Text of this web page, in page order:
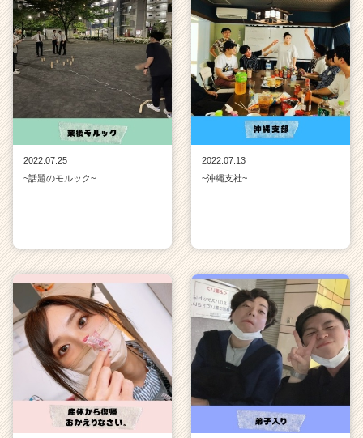
2022.07.25
~話題のモルック~
2022.07.13
~沖縄支社~